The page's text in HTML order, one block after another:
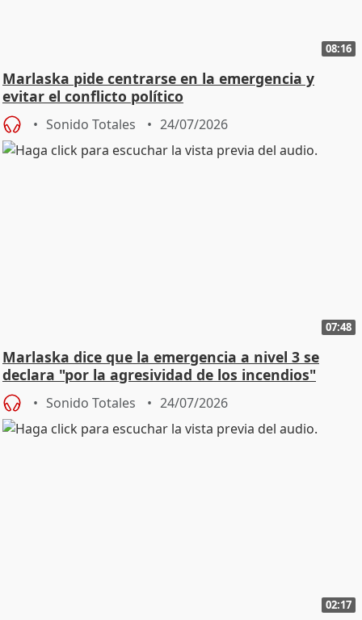
08:16
Marlaska pide centrarse en la emergencia y
evitar el conflicto político
Sonido Totales 24/07/2026
07:48
Marlaska dice que la emergencia a nivel 3 se
declara "por la agresividad de los incendios"
Sonido Totales 24/07/2026
02:17